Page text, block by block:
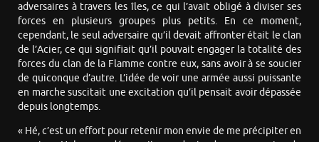
adversaires à travers les îles, ce qui l’avait obligé à diviser ses
forces en plusieurs groupes plus petits. En ce moment,
cependant, le seul adversaire qu’il devait affronter était le clan
de l’Acier, ce qui signifiait qu’il pouvait engager la totalité des
forces du clan de la Flamme contre eux, sans avoir à se soucier
de quiconque d’autre. L’idée de voir une armée aussi puissante
en marche suscitait une excitation qu’il pensait avoir dépassée
depuis longtemps.
« Hé, c’est un effort pour retenir mon envie de me précipiter en